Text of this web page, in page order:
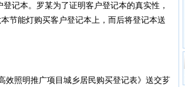
本。罗某为了证明客户登记本的真实性，
节能灯购买客户登记本上，而后将登记本送
照明推广项目城乡居民购买登记表》送交芗